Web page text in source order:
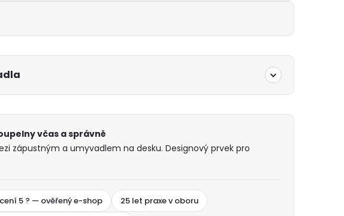
včas a správně
zápustným a umyvadlem na desku. Designový prvek pro
5 ? — ověřený e-shop
25 let praxe v oboru